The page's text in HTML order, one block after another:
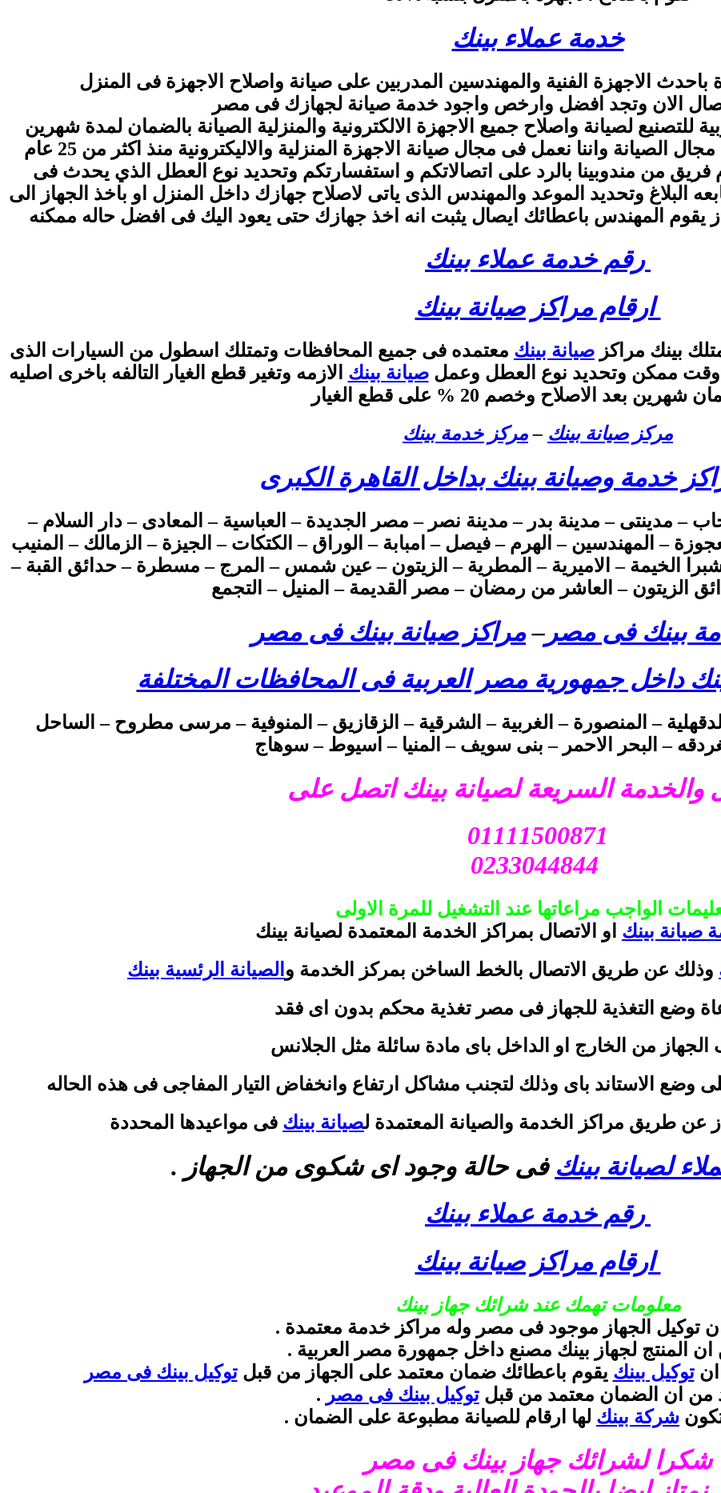
خدمة عملاء بينك
الاجهزة الفنية والمهندسين المدربين على صيانة واصلاح الاجهزة فى المنزل
الان وتجد افضل وارخص واجود خدمة صيانة لجهازك فى مصر
لصيانة واصلاح جميع الاجهزة الالكترونية والمنزلية الصيانة بالضمان لمدة شهرين
حيث اننا نمتاز بارخص الاسعار فى مصر فى مجال الصيانة واننا نعمل فى مجال صيانة الاجهزة المنزلية والاليكترونية منذ اكثر من 25 عام
من مندوبينا بالرد على اتصالاتكم و استفسارتكم وتحديد نوع العطل الذي يحدث فى
البلاغ وتحديد الموعد والمهندس الذى ياتى لاصلاح جهازك داخل المنزل او باخذ الجهاز الى
يقوم المهندس باعطائك ايصال يثبت انه اخذ جهازك حتى يعود اليك فى افضل حاله ممكنه
رقم خدمة عملاء بينك
ارقام مراكز صيانة بينك
بينك مراكز صيانة بينك معتمده فى جميع المحافظات وتمتلك اسطول من السيارات الذى
وقت ممكن وتحديد نوع العطل وعملصيانة بينك الازمه وتغير قطع الغيار التالفه باخرى اصليه
بعد الاصلاح وخصم 20 % على قطع الغيار
مركز صيانة بينك –مركز خدمة بينك
خدمة وصيانة بينك بداخل القاهرة الكبرى
– مدينتى – مدينة بدر – مدينة نصر – مصر الجديدة – العباسية – المعادى – دار السلام –
– وسط البلد – العجوزة – المهندسين – الهرم – فيصل – امبابة – الوراق – الكتكات – الجيزة – الزمالك – المنيب
الخيمة – الاميرية – المطرية – الزيتون – عين شمس – المرج – مسطرة – حدائق القبة –
الزيتون – العاشر من رمضان – مصر القديمة – المنيل – التجمع
بينك فى مصر –مراكز صيانة بينك فى مصر
داخل جمهورية مصر العربية فى المحافظات المختلفة
– المنصورة – الغربية – الشرقية – الزقازيق – المنوفية – مرسى مطروح – الساحل
– البحر الاحمر – بنى سويف – المنيا – اسيوط – سوهاج
والخدمة السريعة لصيانة بينك اتصل على
01111500871
الواجب مراعاتها عند التشغيل للمرة الاولى
صيانة بينك او الاتصال بمراكز الخدمة المعتمدة لصيانة بينك
وذلك عن طريق الاتصال بالخط الساخن بمركز الخدمة و الصيانة الرئسية بينك
وضع التغذية للجهاز فى مصر تغذية محكم بدون اى فقد
من الخارج او الداخل باى مادة سائلة مثل الجلانس
وضع الاستاند باى وذلك لتجنب مشاكل ارتفاع وانخفاض التيار المفاجى فى هذه الحاله
عن طريق مراكز الخدمة والصيانة المعتمدة لصيانة بينك فى مواعيدها المحددة
لصيانة بينك فى حالة وجود اى شكوى من الجهاز .
رقم خدمة عملاء بينك
ارقام مراكز صيانة بينك
معلومات تهمك عند شرائك جهاز بينك
ان توكيل الجهاز موجود فى مصر وله مراكز خدمة معتمدة .
ان المنتج لجهاز بينك مصنع داخل جمهورة مصر العربية .
انتوكيل بينك يقوم باعطائك ضمان معتمد على الجهاز من قبلتوكيل بينك فى مصر
من ان الضمان معتمد من قبل توكيل بينك فى مصر .
شركة بينك لها ارقام للصيانة مطبوعة على الضمان .
شكرا لشرائك جهاز بينك فى مصر